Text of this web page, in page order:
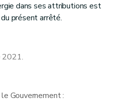
dans ses attributions est
présent arrêté.
2021.
Gouvernement :